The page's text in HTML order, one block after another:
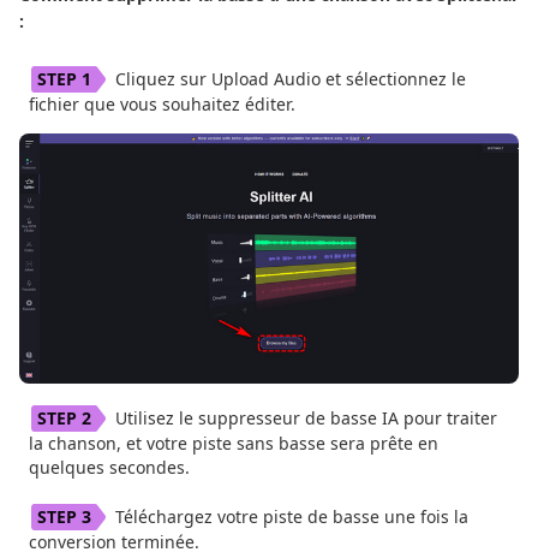
:
Cliquez sur Upload Audio et sélectionnez le
fichier que vous souhaitez éditer.
Utilisez le suppresseur de basse IA pour traiter
la chanson, et votre piste sans basse sera prête en
quelques secondes.
Téléchargez votre piste de basse une fois la
conversion terminée.